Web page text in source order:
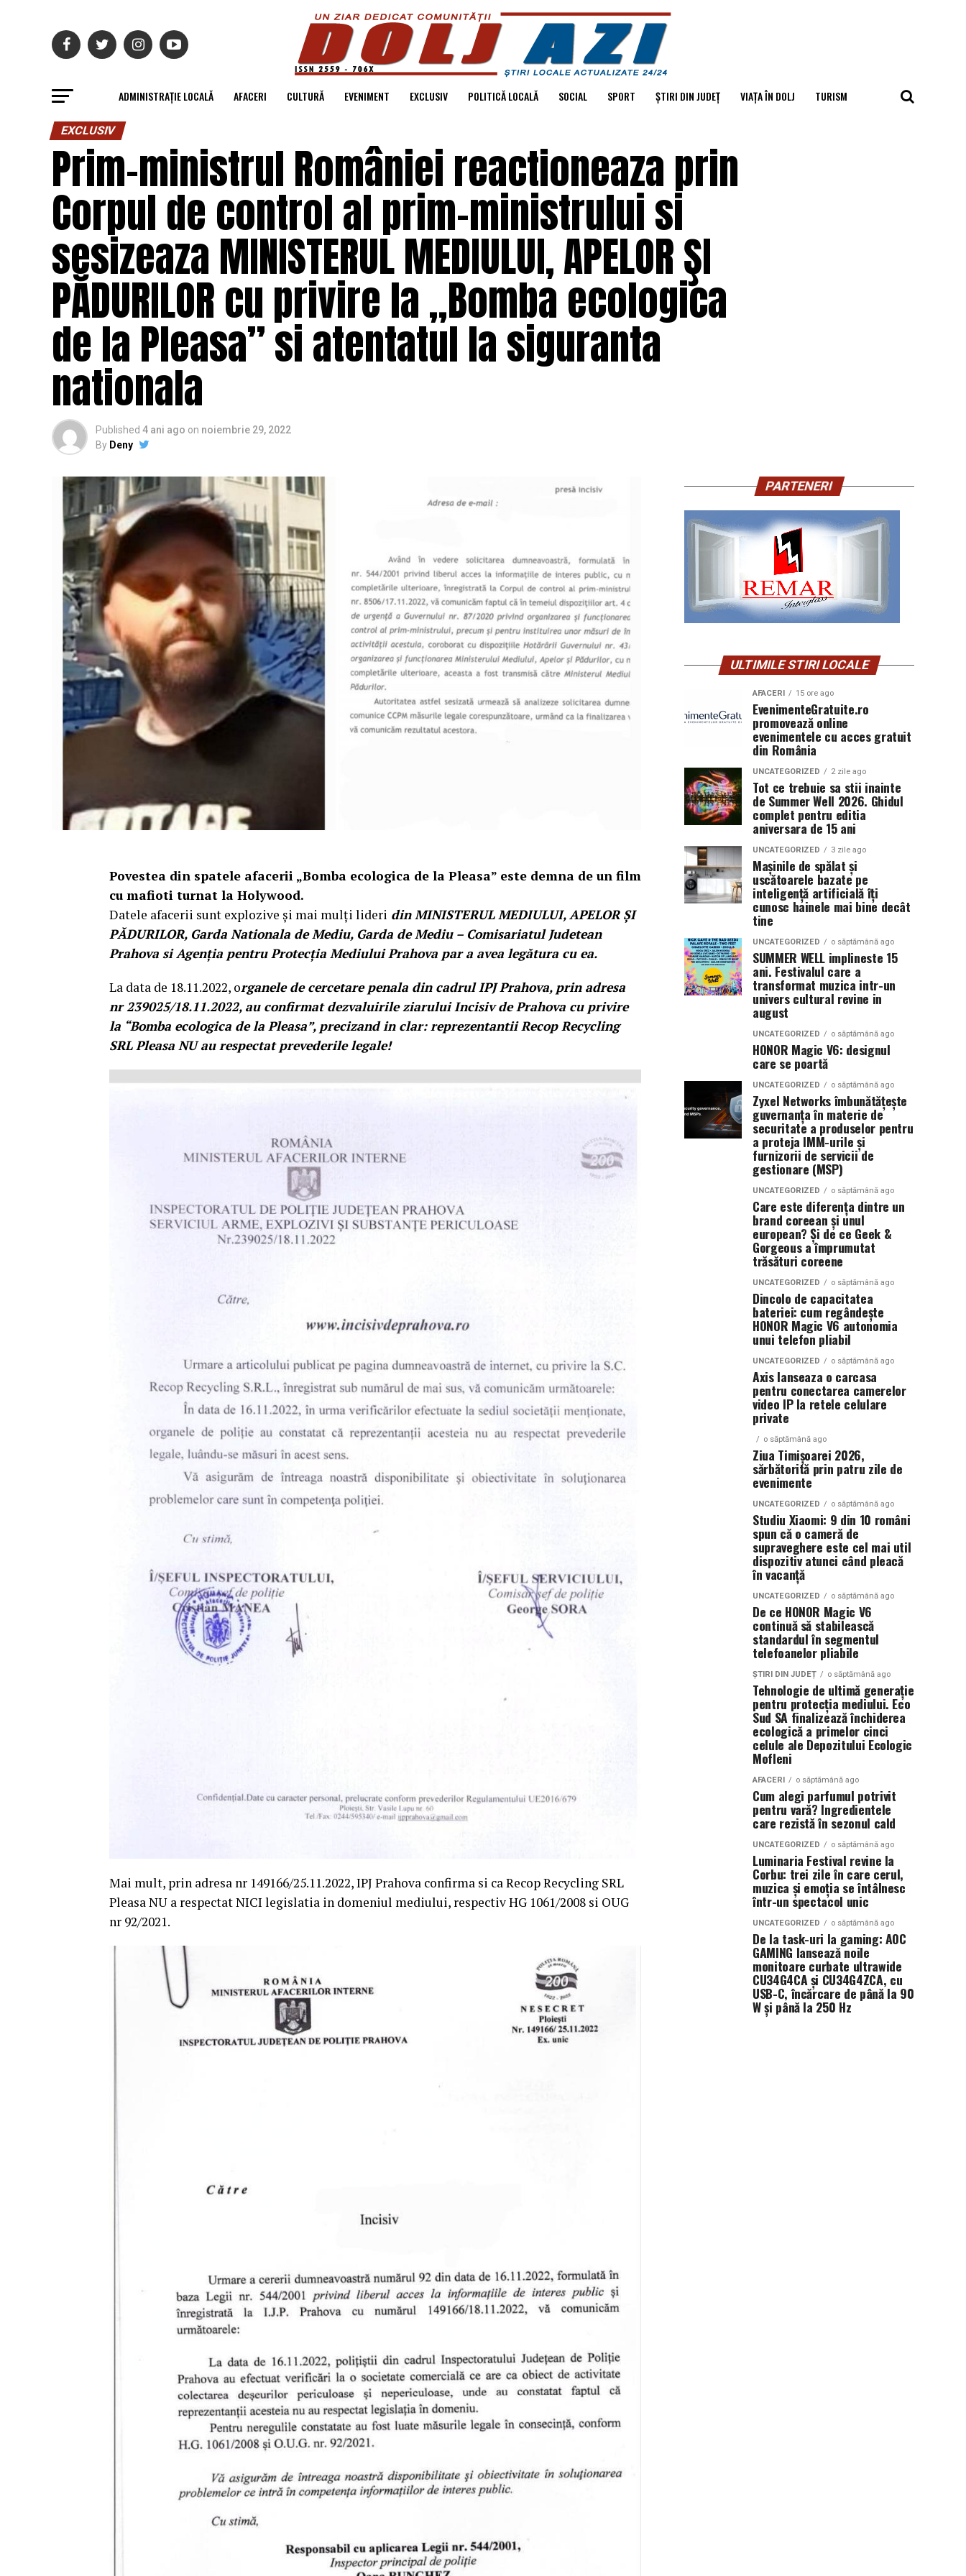
ADMINISTRAȚIE LOCALĂ AFACERI CULTURĂ EVENIMENT EXCLUSIV POLITICĂ LOCALĂ SOCIAL SPORT ȘTIRI DIN JUDEȚ VIAȚA ÎN DOLJ TURISM
EXCLUSIV
Prim-ministrul României reactioneaza prin
Corpul de control al prim-ministrului si
sesizeaza MINISTERUL MEDIULUI, APELOR ŞI
PĂDURILOR cu privire la „Bomba ecologica
de la Pleasa” si atentatul la siguranta
nationala
Published 4 ani ago on noiembrie 29, 2022
By Deny
Povestea din spatele afacerii „Bomba ecologica de la Pleasa” este demna de un film
cu mafioti turnat la Holywood.
Datele afacerii sunt explozive şi mai mulţi lideri din MINISTERUL MEDIULUI, APELOR ŞI
PĂDURILOR, Garda Nationala de Mediu, Garda de Mediu – Comisariatul Judetean
Prahova si Agenţia pentru Protecţia Mediului Prahova par a avea legătura cu ea.
La data de 18.11.2022, organele de cercetare penala din cadrul IPJ Prahova, prin adresa
nr 239025/18.11.2022, au confirmat dezvaluirile ziarului Incisiv de Prahova cu privire
la “Bomba ecologica de la Pleasa”, precizand in clar: reprezentantii Recop Recycling
SRL Pleasa NU au respectat prevederile legale!
Mai mult, prin adresa nr 149166/25.11.2022, IPJ Prahova confirma si ca Recop Recycling SRL
Pleasa NU a respectat NICI legislatia in domeniul mediului, respectiv HG 1061/2008 si OUG
nr 92/2021.
PARTENERI
ULTIMILE STIRI LOCALE
AFACERI 15 ore ago
EvenimenteGratuite.ro
promovează online
evenimentele cu acces gratuit
din România
UNCATEGORIZED 2 zile ago
Tot ce trebuie sa stii inainte
de Summer Well 2026. Ghidul
complet pentru editia
aniversara de 15 ani
UNCATEGORIZED 3 zile ago
Mașinile de spălat și
uscătoarele bazate pe
inteligență artificială îți
cunosc hainele mai bine decât
tine
UNCATEGORIZED o săptămână ago
SUMMER WELL implineste 15
ani. Festivalul care a
transformat muzica intr-un
univers cultural revine in
august
UNCATEGORIZED o săptămână ago
HONOR Magic V6: designul
care se poartă
UNCATEGORIZED o săptămână ago
Zyxel Networks îmbunătățește
guvernanța în materie de
securitate a produselor pentru
a proteja IMM-urile și
furnizorii de servicii de
gestionare (MSP)
UNCATEGORIZED o săptămână ago
Care este diferența dintre un
brand coreean și unul
european? Și de ce Geek &
Gorgeous a împrumutat
trăsături coreene
UNCATEGORIZED o săptămână ago
Dincolo de capacitatea
bateriei: cum regândește
HONOR Magic V6 autonomia
unui telefon pliabil
UNCATEGORIZED o săptămână ago
Axis lanseaza o carcasa
pentru conectarea camerelor
video IP la retele celulare
private
o săptămână ago
Ziua Timișoarei 2026,
sărbătorită prin patru zile de
evenimente
UNCATEGORIZED o săptămână ago
Studiu Xiaomi: 9 din 10 români
spun că o cameră de
supraveghere este cel mai util
dispozitiv atunci când pleacă
în vacanță
UNCATEGORIZED o săptămână ago
De ce HONOR Magic V6
continuă să stabilească
standardul în segmentul
telefoanelor pliabile
ȘTIRI DIN JUDEȚ o săptămână ago
Tehnologie de ultimă generație
pentru protecția mediului. Eco
Sud SA finalizează închiderea
ecologică a primelor cinci
celule ale Depozitului Ecologic
Mofleni
AFACERI o săptămână ago
Cum alegi parfumul potrivit
pentru vară? Ingredientele
care rezistă în sezonul cald
UNCATEGORIZED o săptămână ago
Luminaria Festival revine la
Corbu: trei zile în care cerul,
muzica și emoția se întâlnesc
într-un spectacol unic
UNCATEGORIZED o săptămână ago
De la task-uri la gaming: AOC
GAMING lansează noile
monitoare curbate ultrawide
CU34G4CA și CU34G4ZCA, cu
USB-C, încărcare de până la 90
W și până la 250 Hz